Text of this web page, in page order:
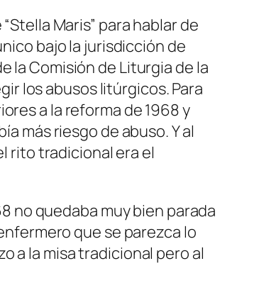
Maris” para hablar de
bajo la jurisdicción de
la Comisión de Liturgia de la
los abusos litúrgicos. Para
a la reforma de 1968 y
más riesgo de abuso. Y al
rito tradicional era el
no quedaba muy bien parada
que se parezca lo
a la misa tradicional pero al